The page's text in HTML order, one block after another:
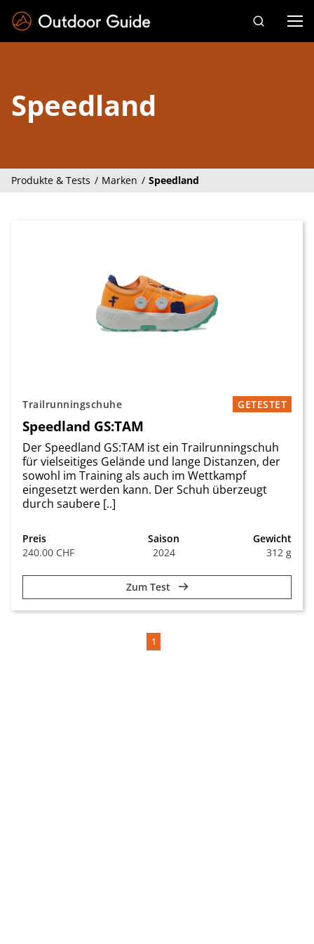
Speedland
Produkte & Tests Marken Speedland
Trailrunningschuhe GETESTET
Speedland GS:TAM
Der Speedland GS:TAM ist ein Trailrunningschuh
für vielseitiges Gelände und lange Distanzen, der
sowohl im Training als auch im Wettkampf
eingesetzt werden kann. Der Schuh überzeugt
durch saubere [..]
Preis
240.00 CHF
Saison
2024
Gewicht
312 g
Zum Test
1